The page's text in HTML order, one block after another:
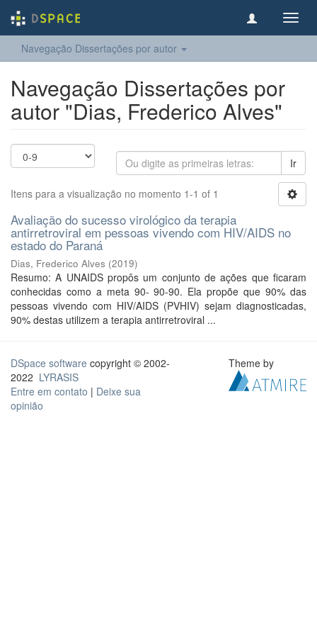
Navegação Dissertações por autor
Navegação Dissertações por
autor "Dias, Frederico Alves"
Ir
Itens para a visualização no momento 1-1 of 1
Avaliação do sucesso virológico da terapia
antirretroviral em pessoas vivendo com HIV/AIDS no
estado do Paraná
Dias, Frederico Alves (2019)
Resumo: A UNAIDS propôs um conjunto de ações que ficaram
conhecidas como a meta 90- 90-90. Ela propõe que 90% das
pessoas vivendo com HIV/AIDS (PVHIV) sejam diagnosticadas,
90% destas utilizem a terapia antirretroviral ...
DSpace software copyright © 2002-
2022 LYRASIS
Entre em contato | Deixe sua
opinião
Theme by